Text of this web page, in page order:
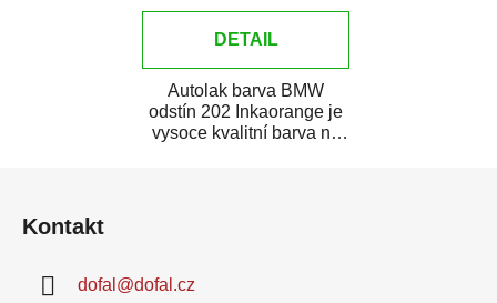
DETAIL
Autolak barva BMW
odstín 202 Inkaorange je
vysoce kvalitní barva na
Kontakt
dofal @dofal.cz